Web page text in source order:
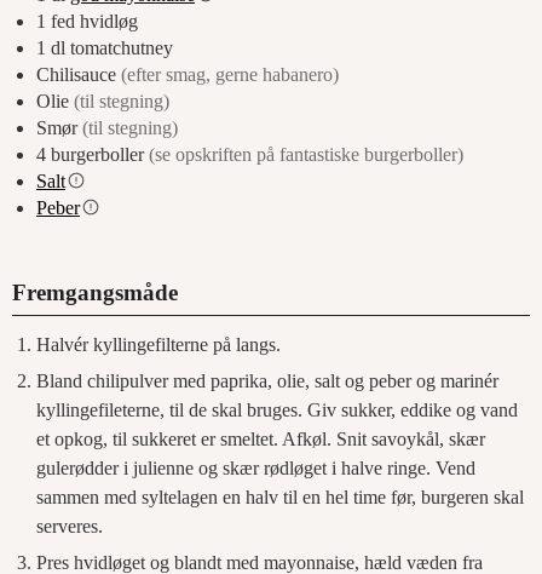
1 fed hvidløg
1 dl tomatchutney
Chilisauce (efter smag, gerne habanero)
Olie (til stegning)
Smør (til stegning)
4 burgerboller (se opskriften på fantastiske burgerboller)
Salt
Peber
Fremgangsmåde
Halvér kyllingefilterne på langs.
Bland chilipulver med paprika, olie, salt og peber og marinér
kyllingefileterne, til de skal bruges. Giv sukker, eddike og vand
et opkog, til sukkeret er smeltet. Afkøl. Snit savoykål, skær
gulerødder i julienne og skær rødløget i halve ringe. Vend
sammen med syltelagen en halv til en hel time før, burgeren skal
serveres.
Pres hvidløget og blandt med mayonnaise, hæld væden fra